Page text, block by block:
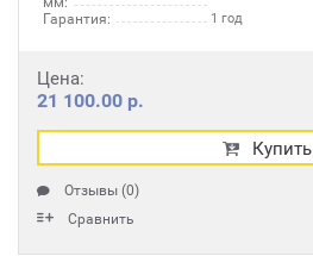
Гарантия: 1 год
Цена:
21 100.00 р.
Купить
Отзывы (0)
Сравнить